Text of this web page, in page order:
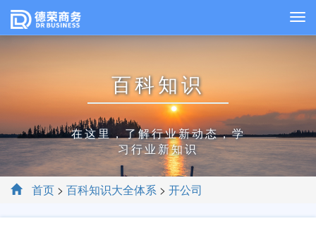
百科知识
在这里，了解行业新动态，学
习行业新知识
首页 > 百科知识大全体系 > 开公司